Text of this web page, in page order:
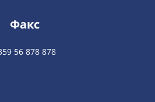
Факс
56 878 878